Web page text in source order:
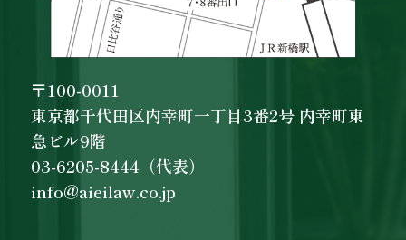
〒100-0011
東京都千代田区内幸町一丁目3番2号 内幸町東
急ビル9階
03-6205-8444（代表）
info@aieilaw.co.jp